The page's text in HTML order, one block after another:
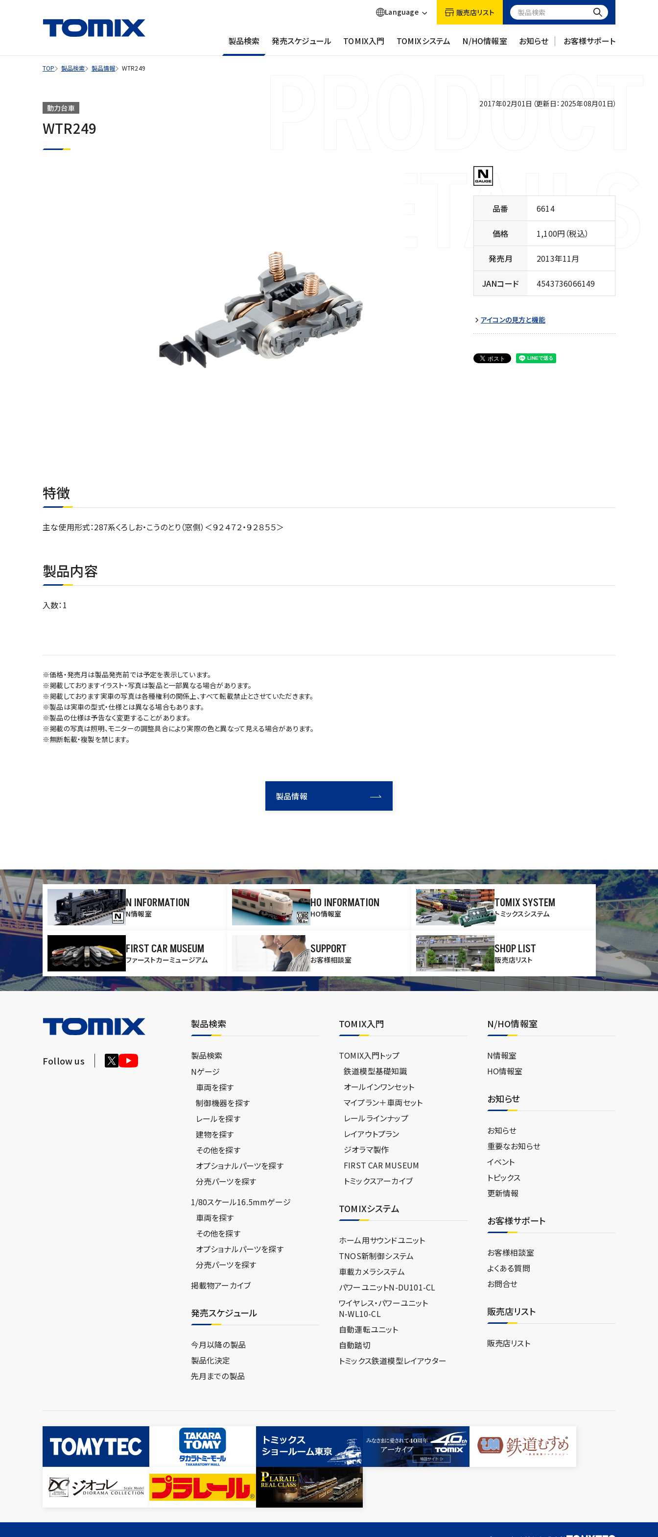
製品検索 発売スケジュール TOMIX入門 TOMIXシステム N/HO情報室 お知らせ お客様サポート
Language 販売店リスト
TOP 製品検索 製品情報 WTR249
動力台車
WTR249
2017年02月01日（更新日：2025年08月01日）
品番 6614
価格 1,100円（税込）
発売月 2013年11月
JANコード 4543736066149
アイコンの見方と機能
特徴
主な使用形式：287系くろしお・こうのとり（窓側）＜９２４７２・９２８５５＞
製品内容
入数：1
※価格・発売月は製品発売前では予定を表示しています。
※掲載しておりますイラスト・写真は製品と一部異なる場合があります。
※掲載しております実車の写真は各種権利の関係上、すべて転載禁止とさせていただきます。
※製品は実車の型式・仕様とは異なる場合もあります。
※製品の仕様は予告なく変更することがあります。
※掲載の写真は照明、モニターの調整具合により実際の色と異なって見える場合があります。
※無断転載・複製を禁じます。
製品情報
N INFORMATION
N情報室
HO INFORMATION
HO情報室
TOMIX SYSTEM
トミックスシステム
FIRST CAR MUSEUM
ファーストカーミュージアム
SUPPORT
お客様相談室
SHOP LIST
販売店リスト
Follow us
製品検索
製品検索
Nゲージ
車両を探す
制御機器を探す
レールを探す
建物を探す
その他を探す
オプショナルパーツを探す
分売パーツを探す
1/80スケール16.5mmゲージ
車両を探す
その他を探す
オプショナルパーツを探す
分売パーツを探す
掲載物アーカイブ
発売スケジュール
今月以降の製品
製品化決定
先月までの製品
TOMIX入門
TOMIX入門トップ
鉄道模型基礎知識
オールインワンセット
マイプラン＋車両セット
レールラインナップ
レイアウトプラン
ジオラマ製作
FIRST CAR MUSEUM
トミックスアーカイブ
TOMIXシステム
ホーム用サウンドユニット
TNOS新制御システム
車載カメラシステム
パワーユニットN-DU101-CL
ワイヤレス・パワーユニット
N-WL10-CL
自動運転ユニット
自動踏切
トミックス鉄道模型レイアウター
N/HO情報室
N情報室
HO情報室
お知らせ
お知らせ
重要なお知らせ
イベント
トピックス
更新情報
お客様サポート
お客様相談室
よくある質問
お問合せ
販売店リスト
販売店リスト